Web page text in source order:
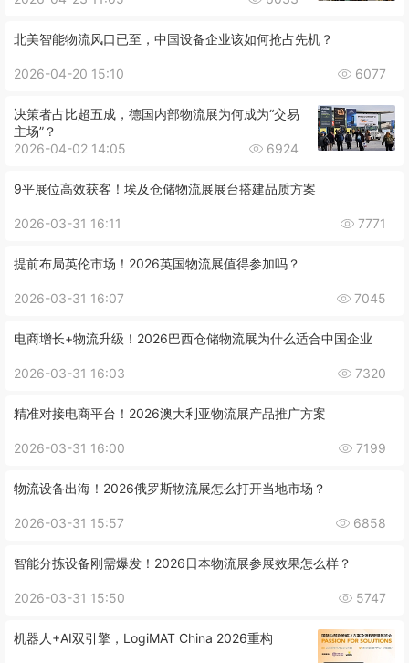
北美智能物流风口已至，中国设备企业该如何抢占先机？
2026-04-20 15:10 6077
决策者占比超五成，德国内部物流展为何成为“交易
主场”？
2026-04-02 14:05
6924
9平展位高效获客！埃及仓储物流展展台搭建品质方案
2026-03-31 16:11 7771
提前布局英伦市场！2026英国物流展值得参加吗？
2026-03-31 16:07 7045
电商增长+物流升级！2026巴西仓储物流展为什么适合中国企业
2026-03-31 16:03 7320
精准对接电商平台！2026澳大利亚物流展产品推广方案
2026-03-31 16:00 7199
物流设备出海！2026俄罗斯物流展怎么打开当地市场？
2026-03-31 15:57 6858
智能分拣设备刚需爆发！2026日本物流展参展效果怎么样？
2026-03-31 15:50 5747
机器人+AI双引擎，LogiMAT China 2026重构